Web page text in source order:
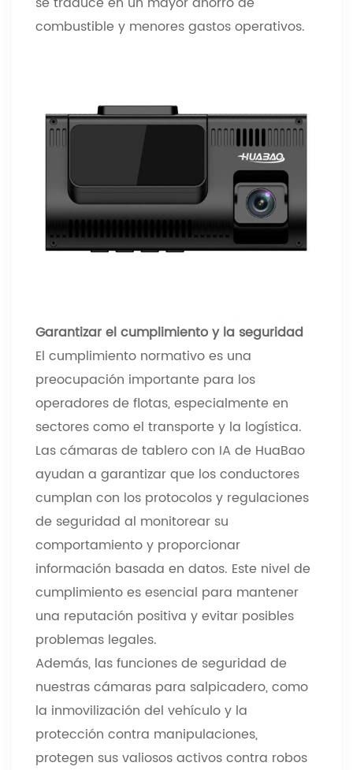
combustible y menores gastos operativos.
Garantizar el cumplimiento y la seguridad
El cumplimiento normativo es una
preocupación importante para los
operadores de flotas, especialmente en
sectores como el transporte y la logística.
Las cámaras de tablero con IA de HuaBao
ayudan a garantizar que los conductores
cumplan con los protocolos y regulaciones
de seguridad al monitorear su
comportamiento y proporcionar
información basada en datos. Este nivel de
cumplimiento es esencial para mantener
una reputación positiva y evitar posibles
problemas legales.
Además, las funciones de seguridad de
nuestras cámaras para salpicadero, como
la inmovilización del vehículo y la
protección contra manipulaciones,
protegen sus valiosos activos contra robos